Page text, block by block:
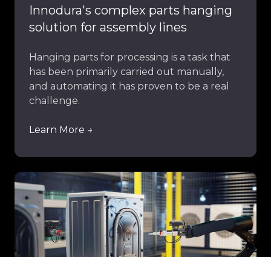
Innodura's complex parts hanging
solution for assembly lines
Hanging parts for processing is a task that
has been primarily carried out manually,
and automating it has proven to be a real
challenge.
Learn More →
Plaif's
appliance
manufacturing
solution